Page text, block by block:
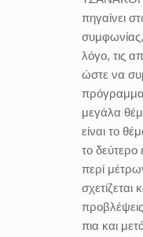
πηγαίνει
λόγο, τις
ώστε να
μεγάλα
είναι το
το δεύτερο
περί
σχετίζεται
πια και